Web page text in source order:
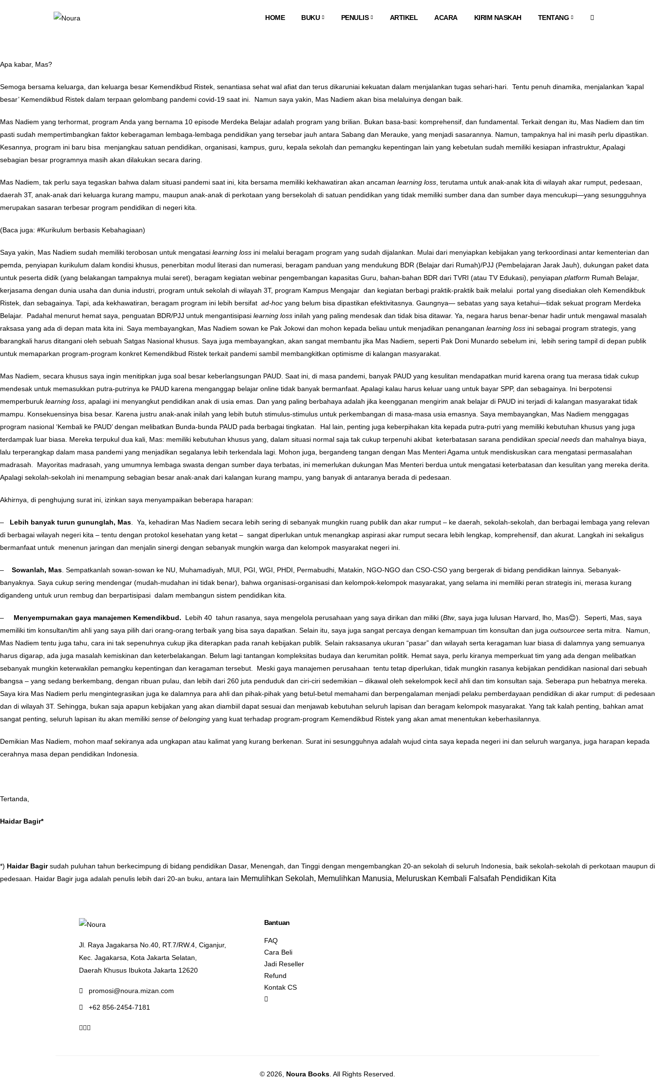
HOME BUKU PENULIS ARTIKEL ACARA KIRIM NASKAH TENTANG
Apa kabar, Mas?
Semoga bersama keluarga, dan keluarga besar Kemendikbud Ristek, senantiasa sehat wal afiat dan terus dikaruniai kekuatan dalam menjalankan tugas sehari-hari. Tentu penuh dinamika, menjalankan ‘kapal
besar’ Kemendikbud Ristek dalam terpaan gelombang pandemi covid-19 saat ini. Namun saya yakin, Mas Nadiem akan bisa melaluinya dengan baik.
Mas Nadiem yang terhormat, program Anda yang bernama 10 episode Merdeka Belajar adalah program yang brilian. Bukan basa-basi: komprehensif, dan fundamental. Terkait dengan itu, Mas Nadiem dan tim
pasti sudah mempertimbangkan faktor keberagaman lembaga-lembaga pendidikan yang tersebar jauh antara Sabang dan Merauke, yang menjadi sasarannya. Namun, tampaknya hal ini masih perlu dipastikan.
Kesannya, program ini baru bisa menjangkau satuan pendidikan, organisasi, kampus, guru, kepala sekolah dan pemangku kepentingan lain yang kebetulan sudah memiliki kesiapan infrastruktur, Apalagi
sebagian besar programnya masih akan dilakukan secara daring.
Mas Nadiem, tak perlu saya tegaskan bahwa dalam situasi pandemi saat ini, kita bersama memiliki kekhawatiran akan ancaman learning loss , terutama untuk anak-anak kita di wilayah akar rumput, pedesaan,
daerah 3T, anak-anak dari keluarga kurang mampu, maupun anak-anak di perkotaan yang bersekolah di satuan pendidikan yang tidak memiliki sumber dana dan sumber daya mencukupi—yang sesungguhnya
merupakan sasaran terbesar program pendidikan di negeri kita.
(Baca juga: #Kurikulum berbasis Kebahagiaan)
Saya yakin, Mas Nadiem sudah memiliki terobosan untuk mengatasi learning loss ini melalui beragam program yang sudah dijalankan. Mulai dari menyiapkan kebijakan yang terkoordinasi antar kementerian dan
pemda, penyiapan kurikulum dalam kondisi khusus, penerbitan modul literasi dan numerasi, beragam panduan yang mendukung BDR (Belajar dari Rumah)/PJJ (Pembelajaran Jarak Jauh), dukungan paket data
untuk peserta didik (yang belakangan tampaknya mulai seret), beragam kegiatan webinar pengembangan kapasitas Guru, bahan-bahan BDR dari TVRI (atau TV Edukasi), penyiapan platform Rumah Belajar,
kerjasama dengan dunia usaha dan dunia industri, program untuk sekolah di wilayah 3T, program Kampus Mengajar dan kegiatan berbagi praktik-praktik baik melalui portal yang disediakan oleh Kemendikbuk
Ristek, dan sebagainya. Tapi, ada kekhawatiran, beragam program ini lebih bersifat ad-hoc yang belum bisa dipastikan efektivitasnya. Gaungnya— sebatas yang saya ketahui—tidak sekuat program Merdeka
Belajar. Padahal menurut hemat saya, penguatan BDR/PJJ untuk mengantisipasi learning loss inilah yang paling mendesak dan tidak bisa ditawar. Ya, negara harus benar-benar hadir untuk mengawal masalah
raksasa yang ada di depan mata kita ini. Saya membayangkan, Mas Nadiem sowan ke Pak Jokowi dan mohon kepada beliau untuk menjadikan penanganan learning loss ini sebagai program strategis, yang
barangkali harus ditangani oleh sebuah Satgas Nasional khusus. Saya juga membayangkan, akan sangat membantu jika Mas Nadiem, seperti Pak Doni Munardo sebelum ini, lebih sering tampil di depan publik
untuk memaparkan program-program konkret Kemendikbud Ristek terkait pandemi sambil membangkitkan optimisme di kalangan masyarakat.
Mas Nadiem, secara khusus saya ingin menitipkan juga soal besar keberlangsungan PAUD. Saat ini, di masa pandemi, banyak PAUD yang kesulitan mendapatkan murid karena orang tua merasa tidak cukup
mendesak untuk memasukkan putra-putrinya ke PAUD karena menganggap belajar online tidak banyak bermanfaat. Apalagi kalau harus keluar uang untuk bayar SPP, dan sebagainya. Ini berpotensi
memperburuk learning loss , apalagi ini menyangkut pendidikan anak di usia emas. Dan yang paling berbahaya adalah jika keengganan mengirim anak belajar di PAUD ini terjadi di kalangan masyarakat tidak
mampu. Konsekuensinya bisa besar. Karena justru anak-anak inilah yang lebih butuh stimulus-stimulus untuk perkembangan di masa-masa usia emasnya. Saya membayangkan, Mas Nadiem menggagas
program nasional ‘Kembali ke PAUD’ dengan melibatkan Bunda-bunda PAUD pada berbagai tingkatan. Hal lain, penting juga keberpihakan kita kepada putra-putri yang memiliki kebutuhan khusus yang juga
terdampak luar biasa. Mereka terpukul dua kali, Mas: memiliki kebutuhan khusus yang, dalam situasi normal saja tak cukup terpenuhi akibat keterbatasan sarana pendidikan special needs dan mahalnya biaya,
lalu terperangkap dalam masa pandemi yang menjadikan segalanya lebih terkendala lagi. Mohon juga, bergandeng tangan dengan Mas Menteri Agama untuk mendiskusikan cara mengatasi permasalahan
madrasah. Mayoritas madrasah, yang umumnya lembaga swasta dengan sumber daya terbatas, ini memerlukan dukungan Mas Menteri berdua untuk mengatasi keterbatasan dan kesulitan yang mereka derita.
Apalagi sekolah-sekolah ini menampung sebagian besar anak-anak dari kalangan kurang mampu, yang banyak di antaranya berada di pedesaan.
Akhirnya, di penghujung surat ini, izinkan saya menyampaikan beberapa harapan:
– Lebih banyak turun gununglah, Mas . Ya, kehadiran Mas Nadiem secara lebih sering di sebanyak mungkin ruang publik dan akar rumput – ke daerah, sekolah-sekolah, dan berbagai lembaga yang relevan
di berbagai wilayah negeri kita – tentu dengan protokol kesehatan yang ketat – sangat diperlukan untuk menangkap aspirasi akar rumput secara lebih lengkap, komprehensif, dan akurat. Langkah ini sekaligus
bermanfaat untuk menenun jaringan dan menjalin sinergi dengan sebanyak mungkin warga dan kelompok masyarakat negeri ini.
– Sowanlah, Mas . Sempatkanlah sowan-sowan ke NU, Muhamadiyah, MUI, PGI, WGI, PHDI, Permabudhi, Matakin, NGO-NGO dan CSO-CSO yang bergerak di bidang pendidikan lainnya. Sebanyak-
banyaknya. Saya cukup sering mendengar (mudah-mudahan ini tidak benar), bahwa organisasi-organisasi dan kelompok-kelompok masyarakat, yang selama ini memiliki peran strategis ini, merasa kurang
digandeng untuk urun rembug dan berpartisipasi dalam membangun sistem pendidikan kita.
– Menyempurnakan gaya manajemen Kemendikbud. Lebih 40 tahun rasanya, saya mengelola perusahaan yang saya dirikan dan miliki (Btw, saya juga lulusan Harvard, lho, Mas😊). Seperti, Mas, saya
memiliki tim konsultan/tim ahli yang saya pilih dari orang-orang terbaik yang bisa saya dapatkan. Selain itu, saya juga sangat percaya dengan kemampuan tim konsultan dan juga outsourcee serta mitra. Namun,
Mas Nadiem tentu juga tahu, cara ini tak sepenuhnya cukup jika diterapkan pada ranah kebijakan publik. Selain raksasanya ukuran “pasar” dan wilayah serta keragaman luar biasa di dalamnya yang semuanya
harus digarap, ada juga masalah kemiskinan dan keterbelakangan. Belum lagi tantangan kompleksitas budaya dan kerumitan politik. Hemat saya, perlu kiranya memperkuat tim yang ada dengan melibatkan
sebanyak mungkin keterwakilan pemangku kepentingan dan keragaman tersebut. Meski gaya manajemen perusahaan tentu tetap diperlukan, tidak mungkin rasanya kebijakan pendidikan nasional dari sebuah
bangsa – yang sedang berkembang, dengan ribuan pulau, dan lebih dari 260 juta penduduk dan ciri-ciri sedemikian – dikawal oleh sekelompok kecil ahli dan tim konsultan saja. Seberapa pun hebatnya mereka.
Saya kira Mas Nadiem perlu mengintegrasikan juga ke dalamnya para ahli dan pihak-pihak yang betul-betul memahami dan berpengalaman menjadi pelaku pemberdayaan pendidikan di akar rumput: di pedesaan
dan di wilayah 3T. Sehingga, bukan saja apapun kebijakan yang akan diambiil dapat sesuai dan menjawab kebutuhan seluruh lapisan dan beragam kelompok masyarakat. Yang tak kalah penting, bahkan amat
sangat penting, seluruh lapisan itu akan memiliki sense of belonging yang kuat terhadap program-program Kemendikbud Ristek yang akan amat menentukan keberhasilannya.
Demikian Mas Nadiem, mohon maaf sekiranya ada ungkapan atau kalimat yang kurang berkenan. Surat ini sesungguhnya adalah wujud cinta saya kepada negeri ini dan seluruh warganya, juga harapan kepada
cerahnya masa depan pendidikan Indonesia.
Tertanda,
Haidar Bagir*
*) Haidar Bagirsudah puluhan tahun berkecimpung di bidang pendidikan Dasar, Menengah, dan Tinggi dengan mengembangkan 20-an sekolah di seluruh Indonesia, baik sekolah-sekolah di perkotaan maupun di
pedesaan. Haidar Bagir juga adalah penulis lebih dari 20-an buku, antara lain Memulihkan Sekolah, Memulihkan Manusia, Meluruskan Kembali Falsafah Pendidikan Kita
Jl. Raya Jagakarsa No.40, RT.7/RW.4, Ciganjur,
Kec. Jagakarsa, Kota Jakarta Selatan,
Daerah Khusus Ibukota Jakarta 12620
promosi@noura.mizan.com
+62 856-2454-7181
Bantuan
FAQ
Cara Beli
Jadi Reseller
Refund
Kontak CS
© 2026, Noura Books . All Rights Reserved.